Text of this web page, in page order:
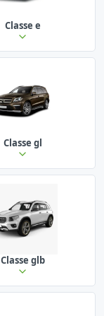
Classe e
Classe gl
Classe glb